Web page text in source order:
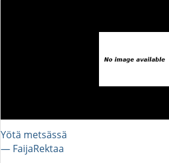
Yötä metsässä
― FaijaRektaa